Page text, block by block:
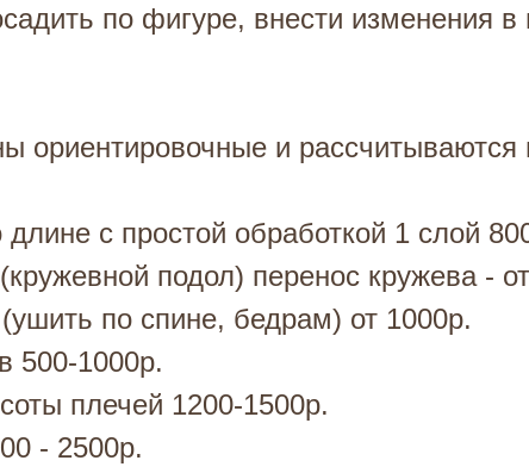
по фигуре, внести изменения в
ориентировочные и рассчитываются
с простой обработкой 1 слой
подол) перенос кружева -
по спине, бедрам) от 1000р.
500-1000р.
плечей 1200-1500р.
- 2500р.